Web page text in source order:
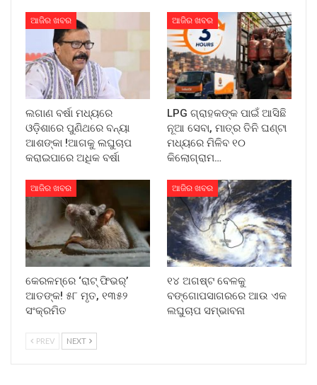
ଆଜିର ଖବର
ଲଗାଣ ବର୍ଷା ମଧ୍ୟରେ
ଓଡ଼ିଶାରେ ପୁଣିଥରେ ବନ୍ୟା
ଆଶଙ୍କା !ଆଗକୁ ଲଘୁଚାପ
କରାଇପାରେ ଅଧିକ ବର୍ଷା
ଆଜିର ଖବର
LPG ଗ୍ରାହକଙ୍କ ପାଇଁ ଆସିଛି
ନୂଆ ସେବା, ମାତ୍ର ତିନି ଘଣ୍ଟା
ମଧ୍ୟରେ ମିଳିବ ୧୦
କିଲୋଗ୍ରାମ…
ଆଜିର ଖବର
କେରଳମ୍‌ରେ ‘ରାଟ୍ ଫିଭର୍’
ଆତଙ୍କ! ୫୮ ମୃତ, ୧୩୫୨
ସଂକ୍ରମିତ
ଆଜିର ଖବର
୧୪ ଅଗଷ୍ଟ ବେଳକୁ
ବଙ୍ଗୋପସାଗରରେ ଆଉ ଏକ
ଲଘୁଚାପ ସମ୍ଭାବନା
PREV NEXT